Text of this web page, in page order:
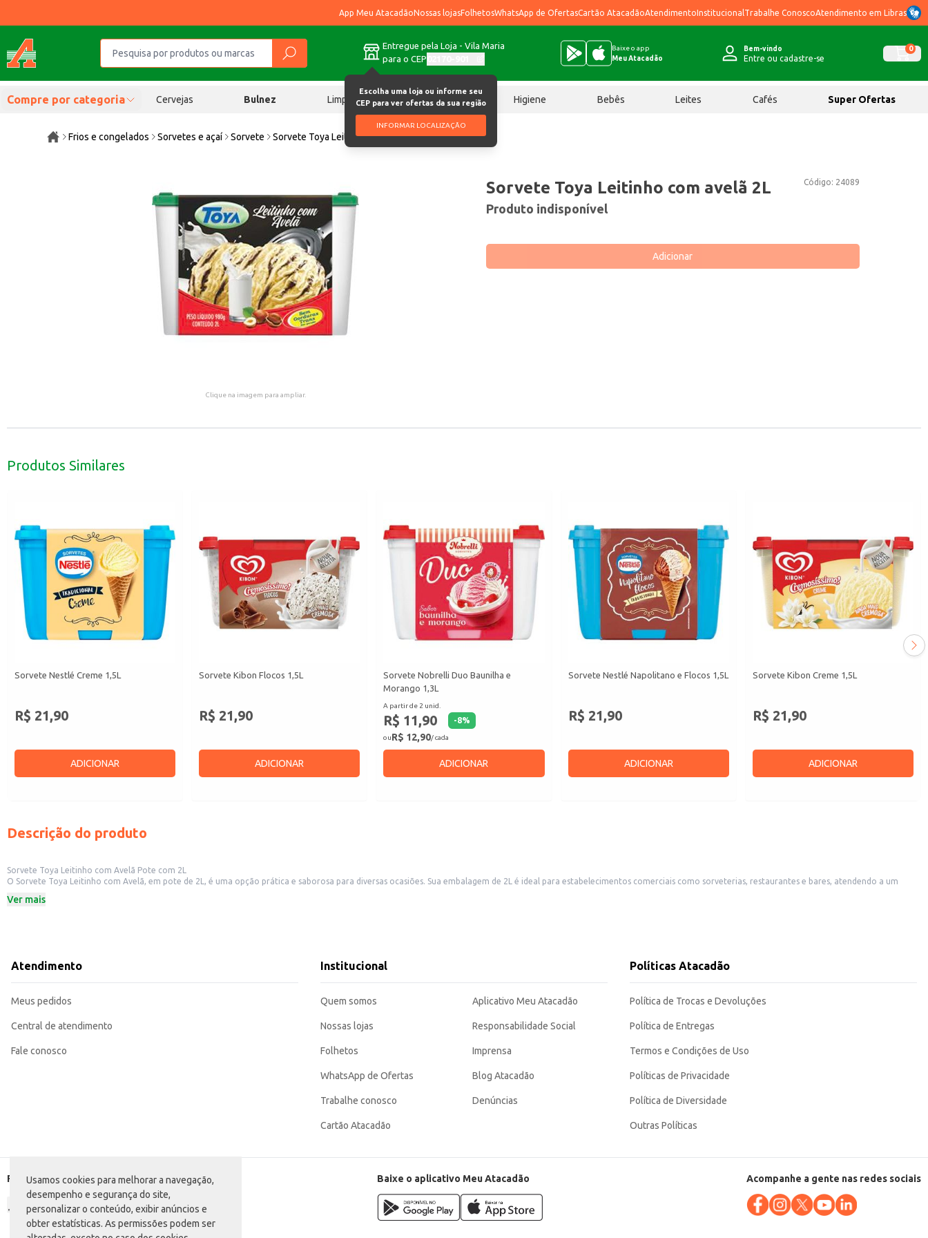
Usamos cookies para melhorar a navegação,
desempenho e segurança do site,
personalizar o conteúdo, exibir anúncios e
obter estatísticas. As permissões podem ser
App Meu AtacadãoNossas lojasFolhetosWhatsApp de OfertasCartão AtacadãoAtendimentoInstitucional Trabalhe ConoscoAtendimento em Libras
Entregue pela Loja - Vila Maria
para o CEP
Escolha uma loja ou informe seu
CEP para ver ofertas da sua região
INFORMAR LOCALIZAÇÃO
Baixe o app
Meu Atacadão
Bem-vindo
Entre ou cadastre-se
0
Compre por categoria Cervejas Bulnez Limpeza Chocolates Higiene Bebês Leites Cafés Super Ofertas
Frios e congelados Sorvetes e açaí Sorvete Sorvete Toya Leitinho com avelã 2L
Clique na imagem para ampliar.
Código: 24089
Sorvete Toya Leitinho com avelã 2L
Produto indisponível
Adicionar
Produtos Similares
Sorvete Nestlé Creme 1,5L
R$ 21,90
ADICIONAR
Sorvete Kibon Flocos 1,5L
R$ 21,90
ADICIONAR
Sorvete Nobrelli Duo Baunilha e
Morango 1,3L
A partir de 2 unid.
R$ 11,90 -8%
ouR$ 12,90/ cada
ADICIONAR
Sorvete Nestlé Napolitano e Flocos 1,5L
R$ 21,90
ADICIONAR
Sorvete Kibon Creme 1,5L
R$ 21,90
ADICIONAR
Descrição do produto
Sorvete Toya Leitinho com Avelã Pote com 2L
O Sorvete Toya Leitinho com Avelã, em pote de 2L, é uma opção prática e saborosa para diversas ocasiões. Sua embalagem de 2L é ideal para estabelecimentos comerciais como sorveterias, restaurantes e bares, atendendo a um
Marca: Toya
Ofereça em seu estabelecimento comercial como opção individual ou em porções maiores para compartilhar.
Ideal para consumo doméstico em eventos e comemorações.
doméstico.
Ver mais
Atendimento
Meus pedidos
Central de atendimento
Fale conosco
Institucional
Quem somos
Nossas lojas
Folhetos
WhatsApp de Ofertas
Trabalhe conosco
Cartão Atacadão
Aplicativo Meu Atacadão
Responsabilidade Social
Imprensa
Blog Atacadão
Denúncias
Políticas Atacadão
Política de Trocas e Devoluções
Política de Entregas
Termos e Condições de Uso
Políticas de Privacidade
Política de Diversidade
Outras Políticas
Formas de pagamento Baixe o aplicativo Meu Atacadão Acompanhe a gente nas redes sociais